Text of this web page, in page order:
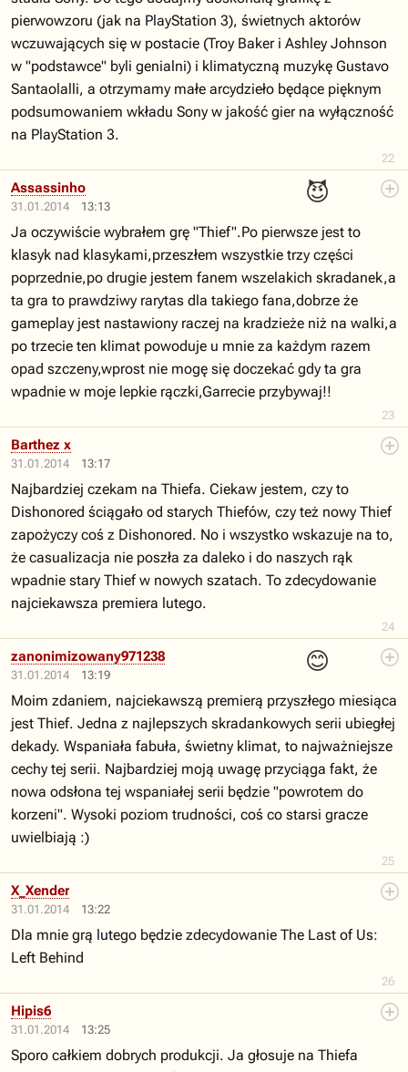
22
pierwowzoru (jak na PlayStation 3), świetnych aktorów
wczuwających się w postacie (Troy Baker i Ashley Johnson
w "podstawce" byli genialni) i klimatyczną muzykę Gustavo
Santaolalli, a otrzymamy małe arcydzieło będące pięknym
podsumowaniem wkładu Sony w jakość gier na wyłączność
na PlayStation 3.
31.01.2014 13:13
😈
23
Assassinho
Ja oczywiście wybrałem grę "Thief".Po pierwsze jest to
klasyk nad klasykami,przeszłem wszystkie trzy części
poprzednie,po drugie jestem fanem wszelakich skradanek,a
ta gra to prawdziwy rarytas dla takiego fana,dobrze że
gameplay jest nastawiony raczej na kradzieże niż na walki,a
po trzecie ten klimat powoduje u mnie za każdym razem
opad szczeny,wprost nie mogę się doczekać gdy ta gra
wpadnie w moje lepkie rączki,Garrecie przybywaj!!
31.01.2014 13:17
24
Barthez x
Najbardziej czekam na Thiefa. Ciekaw jestem, czy to
Dishonored ściągało od starych Thiefów, czy też nowy Thief
zapożyczy coś z Dishonored. No i wszystko wskazuje na to,
że casualizacja nie poszła za daleko i do naszych rąk
wpadnie stary Thief w nowych szatach. To zdecydowanie
najciekawsza premiera lutego.
31.01.2014 13:19
😊
25
zanonimizowany971238
Moim zdaniem, najciekawszą premierą przyszłego miesiąca
jest Thief. Jedna z najlepszych skradankowych serii ubiegłej
dekady. Wspaniała fabuła, świetny klimat, to najważniejsze
cechy tej serii. Najbardziej moją uwagę przyciąga fakt, że
nowa odsłona tej wspaniałej serii będzie "powrotem do
korzeni". Wysoki poziom trudności, coś co starsi gracze
uwielbiają :)
31.01.2014 13:22
26
X_Xender
Dla mnie grą lutego będzie zdecydowanie The Last of Us:
Left Behind
31.01.2014 13:25
Hipis6
Sporo całkiem dobrych produkcji. Ja głosuje na Thiefa